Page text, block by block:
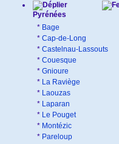
Pyrénées
* Bage
* Cap-de-Long
* Castelnau-Lassouts
* Couesque
* Gnioure
* La Raviège
* Laouzas
* Laparan
* Le Pouget
* Montézic
* Pareloup